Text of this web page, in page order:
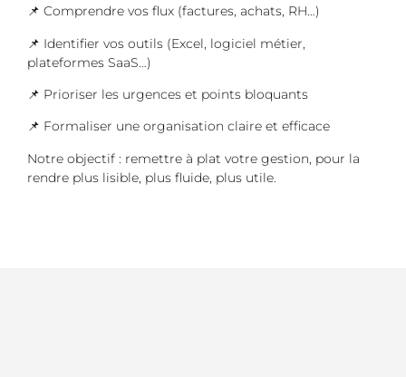
📌 Comprendre vos flux (factures, achats, RH…)
📌 Identifier vos outils (Excel, logiciel métier,
plateformes SaaS…)
📌 Prioriser les urgences et points bloquants
📌 Formaliser une organisation claire et efficace
Notre objectif : remettre à plat votre gestion, pour la
rendre plus lisible, plus fluide, plus utile.